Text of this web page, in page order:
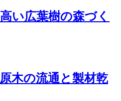
い広葉樹の森づく
木の流通と製材乾